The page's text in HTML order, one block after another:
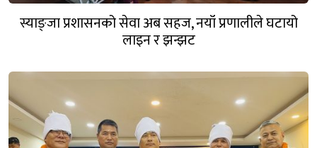
स्याङ्जा प्रशासनको सेवा अब सहज, नयाँ प्रणालीले घटायो
लाइन र झन्झट